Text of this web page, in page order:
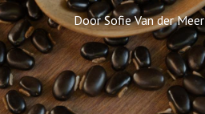
DoorSofie Van der Meer